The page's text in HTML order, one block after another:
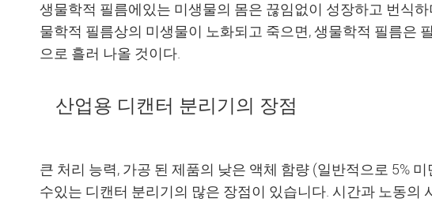
생물학적 필름에있는 미생물의 몸은 끊임없이 성장하고 번식
물학적 필름상의 미생물이 노화되고 죽으면, 생물학적 필름은
으로 흘러 나올 것이다.
산업용 디캔터 분리기의 장점
큰 처리 능력, 가공 된 제품의 낮은 액체 함량 (일반적으로 5%
수있는 디캔터 분리기의 많은 장점이 있습니다. 시간과 노동의